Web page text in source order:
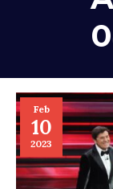
Feb
10
2023